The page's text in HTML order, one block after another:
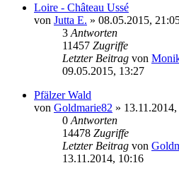
Loire - Château Ussé
von Jutta E. » 08.05.2015,
3 Antworten
11457 Zugriffe
Letzter Beitrag von
09.05.2015, 13:27
Pfälzer Wald
von Goldmarie82 »
0 Antworten
14478 Zugriffe
Letzter Beitrag von
13.11.2014, 10:16